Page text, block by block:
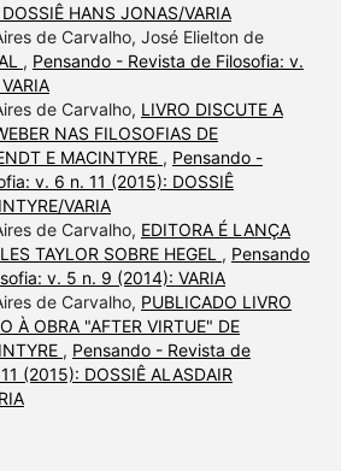
HANS JONAS/VARIA
de Carvalho, José Elielton de
, Pensando - Revista de Filosofia: v.
de Carvalho, LIVRO DISCUTE A
NAS FILOSOFIAS DE
E MACINTYRE , Pensando -
v. 6 n. 11 (2015): DOSSIÊ
VARIA
de Carvalho, EDITORA É LANÇA
TAYLOR SOBRE HEGEL , Pensando
v. 5 n. 9 (2014): VARIA
de Carvalho, PUBLICADO LIVRO
À OBRA "AFTER VIRTUE" DE
, Pensando - Revista de
(2015): DOSSIÊ ALASDAIR